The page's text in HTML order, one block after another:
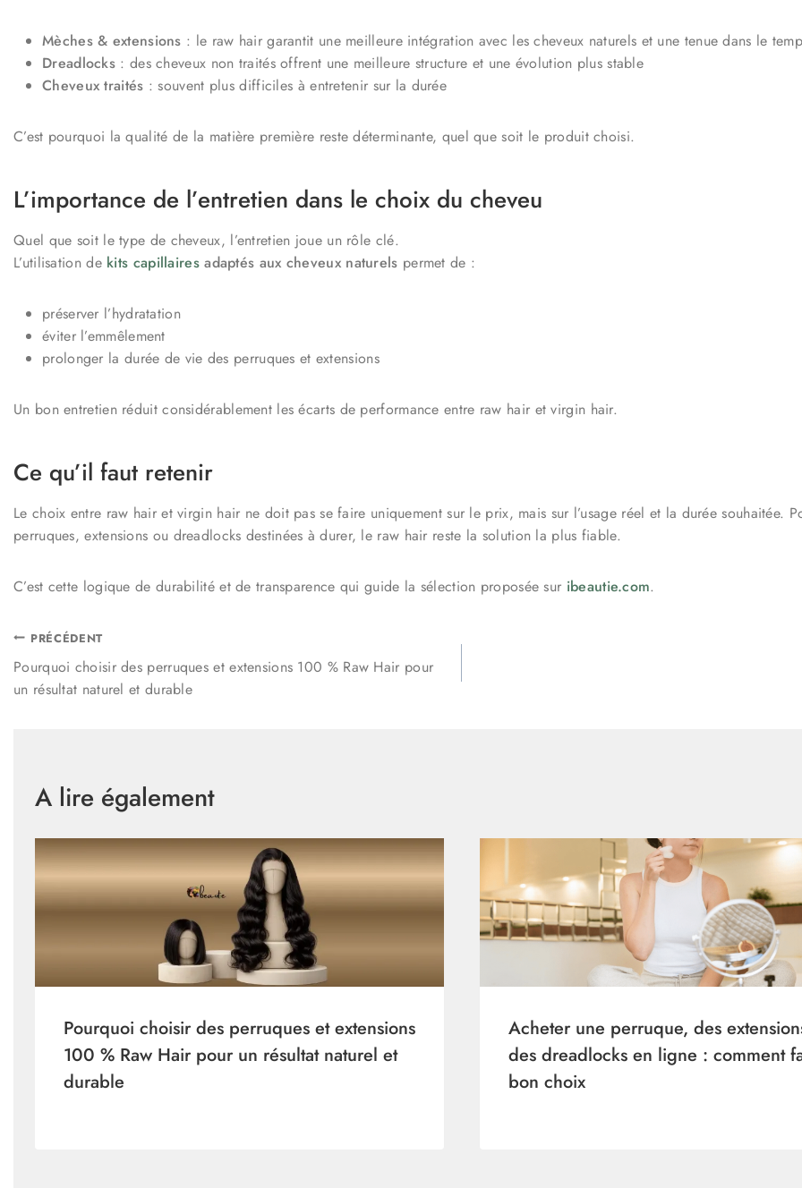
Mèches & extensions : le raw hair garantit une meilleure intégration avec les cheveux naturels et une tenue dans le
Dreadlocks : des cheveux non traités offrent une meilleure structure et une évolution plus stable
Cheveux traités : souvent plus difficiles à entretenir sur la durée
C’est pourquoi la qualité de la matière première reste déterminante, quel que soit le produit choisi.
L’importance de l’entretien dans le choix du cheveu
Quel que soit le type de cheveux, l’entretien joue un rôle clé.
L’utilisation de kits capillairesadaptés aux cheveux naturels permet de :
préserver l’hydratation
éviter l’emmêlement
prolonger la durée de vie des perruques et extensions
Un bon entretien réduit considérablement les écarts de performance entre raw hair et virgin hair.
Ce qu’il faut retenir
Le choix entre raw hair et virgin hair ne doit pas se faire uniquement sur le prix, mais sur l’usage réel et la durée souhaitée.
perruques, extensions ou dreadlocks destinées à durer, le raw hair reste la solution la plus fiable.
C’est cette logique de durabilité et de transparence qui guide la sélection proposée sur ibeautie.com.
PRÉCÉDENT
Pourquoi choisir des perruques et extensions 100 % Raw Hair pour
un résultat naturel et durable
A lire également
Pourquoi choisir des perruques et extensions
100 % Raw Hair pour un résultat naturel et
durable
Acheter une perruque, des
des dreadlocks en ligne : comment
bon choix